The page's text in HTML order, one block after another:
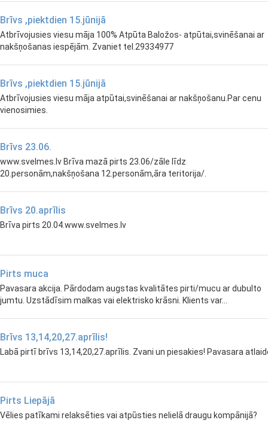
Brīvs ,piektdien 15.jūnijā
Atbrīvojusies viesu māja 100% Atpūta Baložos- atpūtai,svinēšanai ar
nakšņošanas iespējām. Zvaniet tel.29334977
Brīvs ,piektdien 15.jūnijā
Atbrīvojusies viesu māja atpūtai,svinēšanai ar nakšņošanu.Par cenu
vienosimies.
Brīvs 23.06.
www.svelmes.lv Brīva mazā pirts 23.06/zāle līdz
20.personām,nakšņošana 12.personām,āra teritorija/.
Brīvs 20.aprīlis
Brīva pirts 20.04.www.svelmes.lv
Pirts muca
Pavasara akcija. Pārdodam augstas kvalitātes pirti/mucu ar dubulto
jumtu. Uzstādīsim malkas vai elektrisko krāsni. Klients var...
Brīvs 13,14,20,27.aprīlis!
Labā pirtī brīvs 13,14,20,27.aprīlis. Zvani un piesakies! Pavasara
Pirts Liepājā
Vēlies patīkami relaksēties vai atpūsties nelielā draugu kompānijā?